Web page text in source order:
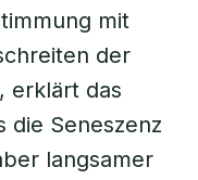
mit
der
erklärt das
die Seneszenz
langsamer